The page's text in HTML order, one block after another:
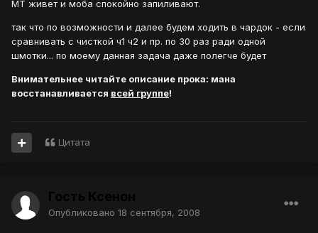
МТ живет и моба спокойно запиливают.
так что по возможности и далее будем ходить в чардок - если
сравнивать с чисткой ч1 ч2 и пр. по 30 раз ради одной
шмотки... по моему данная задача даже полегче будет
Внимательнее читайте описание прока: мана
восстанавливается всей группе!
Цитата
Опубликовано 18 сентября, 2008